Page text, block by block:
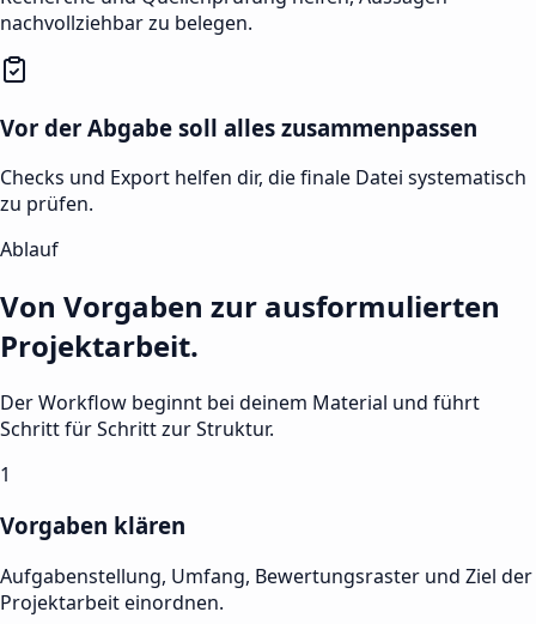
nachvollziehbar zu belegen.
Vor der Abgabe soll alles zusammenpassen
Checks und Export helfen dir, die finale Datei systematisch
zu prüfen.
Ablauf
Von Vorgaben zur ausformulierten
Projektarbeit.
Der Workflow beginnt bei deinem Material und führt
Schritt für Schritt zur Struktur.
1
Vorgaben klären
Aufgabenstellung, Umfang, Bewertungsraster und Ziel der
Projektarbeit einordnen.